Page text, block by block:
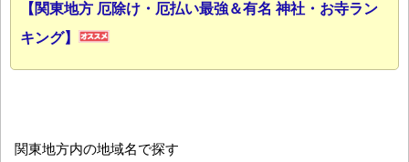
【関東地方 厄除け・厄払い最強＆有名 神社・お寺ラン
キング】
関東地方内の地域名で探す